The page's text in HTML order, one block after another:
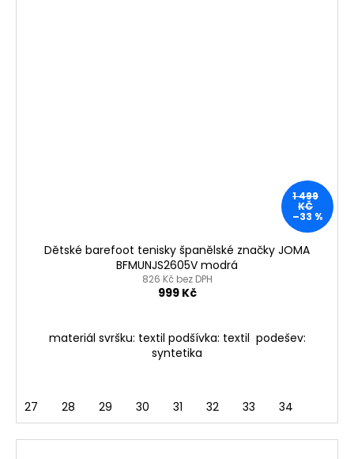
1 499
KČ
–33 %
Dětské barefoot tenisky španělské značky JOMA
BFMUNJS2605V modrá
826 Kč bez DPH
999 Kč
materiál svršku: textil podšívka: textil podešev:
syntetika
27 28 29 30 31 32 33 34